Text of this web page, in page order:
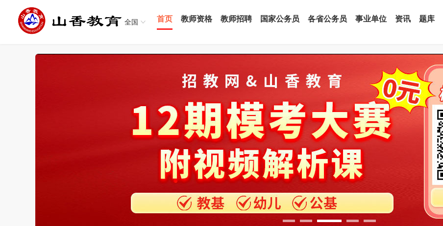
全国 首页 教师资格 教师招聘 国家公务员 各省公务员 事业单位 资讯 题库